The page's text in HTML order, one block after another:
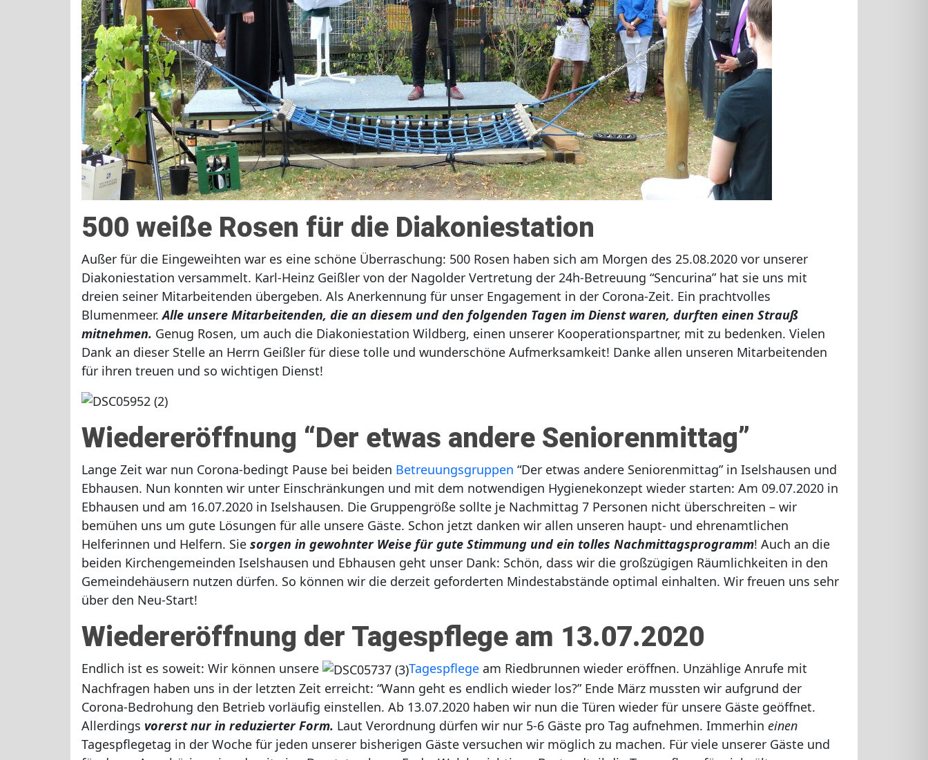
500 weiße Rosen für die Diakoniestation
Außer für die Eingeweihten war es eine schöne Überraschung: 500 Rosen haben sich am Morgen des 25.08.2020 vor unserer
Diakoniestation versammelt. Karl-Heinz Geißler von der Nagolder Vertretung der 24h-Betreuung “Sencurina” hat sie uns mit
dreien seiner Mitarbeitenden übergeben. Als Anerkennung für unser Engagement in der Corona-Zeit. Ein prachtvolles
Blumenmeer.Alle unsere Mitarbeitenden, die an diesem und den folgenden Tagen im Dienst waren, durften einen Strauß
mitnehmen. Genug Rosen, um auch die Diakoniestation Wildberg, einen unserer Kooperationspartner, mit zu bedenken. Vielen
Dank an dieser Stelle an Herrn Geißler für diese tolle und wunderschöne Aufmerksamkeit! Danke allen unseren Mitarbeitenden
für ihren treuen und so wichtigen Dienst!
Wiedereröffnung “Der etwas andere Seniorenmittag”
Lange Zeit war nun Corona-bedingt Pause bei beiden Betreuungsgruppen “Der etwas andere Seniorenmittag” in Iselshausen und
Ebhausen. Nun konnten wir unter Einschränkungen und mit dem notwendigen Hygienekonzept wieder starten: Am 09.07.2020 in
Ebhausen und am 16.07.2020 in Iselshausen. Die Gruppengröße sollte je Nachmittag 7 Personen nicht überschreiten – wir
bemühen uns um gute Lösungen für alle unsere Gäste. Schon jetzt danken wir allen unseren haupt- und ehrenamtlichen
Helferinnen und Helfern. Sie sorgen in gewohnter Weise für gute Stimmung und ein tolles Nachmittagsprogramm! Auch an die
beiden Kirchengemeinden Iselshausen und Ebhausen geht unser Dank: Schön, dass wir die großzügigen Räumlichkeiten in den
Gemeindehäusern nutzen dürfen. So können wir die derzeit geforderten Mindestabstände optimal einhalten. Wir freuen uns sehr
über den Neu-Start!
Wiedereröffnung der Tagespflege am 13.07.2020
Endlich ist es soweit: Wir können unsere Tagespflege am Riedbrunnen wieder eröffnen. Unzählige Anrufe mit
Nachfragen haben uns in der letzten Zeit erreicht: “Wann geht es endlich wieder los?” Ende März mussten wir aufgrund der
Corona-Bedrohung den Betrieb vorläufig einstellen. Ab 13.07.2020 haben wir nun die Türen wieder für unsere Gäste geöffnet.
Allerdings vorerst nur in reduzierter Form. Laut Verordnung dürfen wir nur 5-6 Gäste pro Tag aufnehmen. Immerhin einen
Tagespflegetag in der Woche für jeden unserer bisherigen Gäste versuchen wir möglich zu machen. Für viele unserer Gäste und